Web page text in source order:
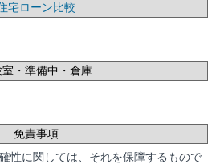
宅ローン比較
室・準備中・倉庫
免責事項
性に関しては、それを保障するもので